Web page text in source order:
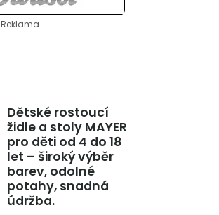
Reklama
Dětské rostoucí
židle a stoly MAYER
pro děti od 4 do 18
let – široký výběr
barev, odolné
potahy, snadná
údržba.